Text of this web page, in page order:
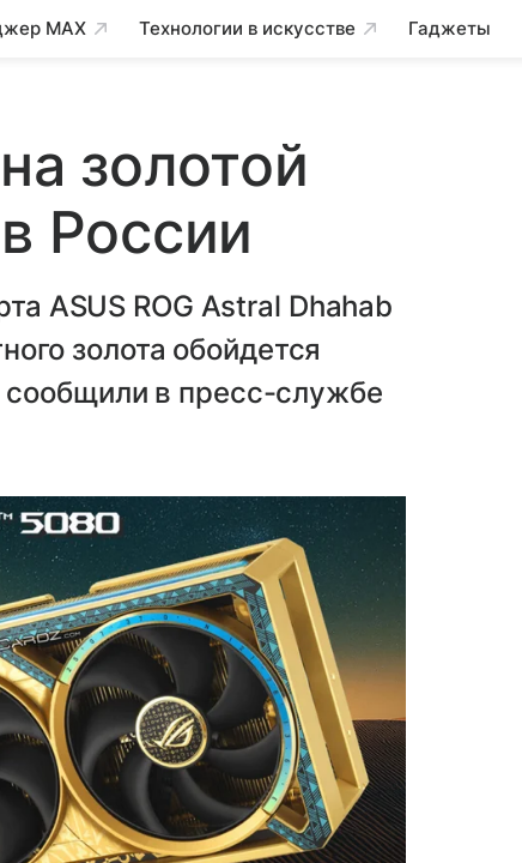
MAX Технологии в искусстве Гаджеты
золотой
России
ASUS ROG Astral Dhahab
золота обойдется
сообщили в пресс-службе